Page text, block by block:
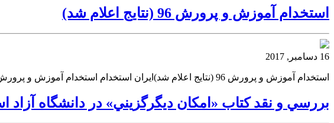
استخدام آموزش و پرورش 96 (نتایج اعلام شد)
16 دسامبر, 2017
استخدام آموزش و پرورش 96 (نتایج اعلام شد)ایران استخدام استخدام آموزش و پرورش 96 (نتایج اعلام شد) ایران استخداماستخدام آموزش و پرورش 96 (نتایج اعلام شد)
بررسي و نقد كتاب «امكان ديگرگزيني» در دانشگاه